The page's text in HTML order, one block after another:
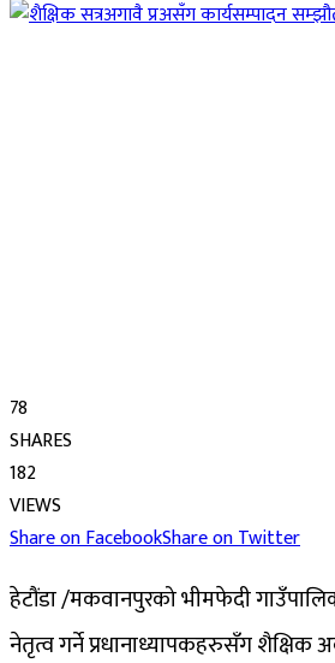
78
SHARES
182
VIEWS
Share on FacebookShare on Twitter
हेटौंडा /मकवानपुरको भीमफेदी
नेतृत्व गर्ने प्रधानाध्यापकहरुसँग